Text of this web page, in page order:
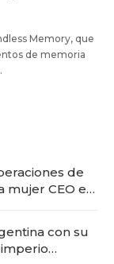
Memory, que
de memoria
de
mujer CEO en
con su